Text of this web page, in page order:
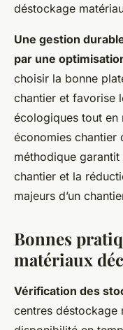
déstockage
Une gestion
par une
choisir la bonne
chantier et favorise
écologiques tout en
économies chantier
méthodique
chantier et la
majeurs d’un
Bonnes
matériaux
Vérification des
centres déstockage